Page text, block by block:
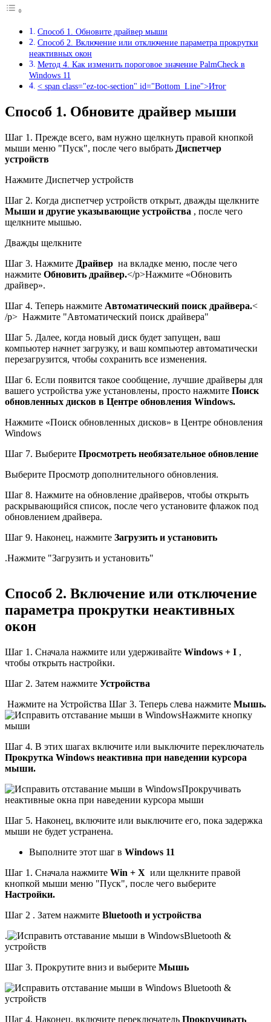
Способ 1. Обновите драйвер мыши
Способ 2. Включение или отключение параметра прокрутки
неактивных окон
Метод 4. Как изменить пороговое значение PalmCheck в
Windows 11
< span class="ez-toc-section" id="Bottom_Line">Итог
Способ 1. Обновите драйвер мыши
Шаг 1. Прежде всего, вам нужно щелкнуть правой кнопкой
мыши меню "Пуск", после чего выбрать Диспетчер
устройств
Нажмите Диспетчер устройств
Шаг 2. Когда диспетчер устройств открыт, дважды щелкните
Мыши и другие указывающие устройства , после чего
щелкните мышью.
Дважды щелкните
Шаг 3. Нажмите Драйвер на вкладке меню, после чего
нажмите Обновить драйвер.</р>Нажмите «Обновить
драйвер».
Шаг 4. Теперь нажмите Автоматический поиск драйвера.<
/p> Нажмите "Автоматический поиск драйвера"
Шаг 5. Далее, когда новый диск будет запущен, ваш
компьютер начнет загрузку, и ваш компьютер автоматически
перезагрузится, чтобы сохранить все изменения.
Шаг 6. Если появится такое сообщение, лучшие драйверы для
вашего устройства уже установлены, просто нажмите Поиск
обновленных дисков в Центре обновления Windows.
Нажмите «Поиск обновленных дисков» в Центре обновления
Windows
Шаг 7. Выберите Просмотреть необязательное обновление
Выберите Просмотр дополнительного обновления.
Шаг 8. Нажмите на обновление драйверов, чтобы открыть
раскрывающийся список, после чего установите флажок под
обновлением драйвера.
Шаг 9. Наконец, нажмите Загрузить и установить
.Нажмите "Загрузить и установить"
Способ 2. Включение или отключение
параметра прокрутки неактивных
окон
Шаг 1. Сначала нажмите или удерживайте Windows + I ,
чтобы открыть настройки.
Шаг 2. Затем нажмите Устройства
Нажмите на Устройства Шаг 3. Теперь слева нажмите Мышь.
Нажмите кнопку
мыши
Шаг 4. В этих шагах включите или выключите переключатель
Прокрутка Windows неактивна при наведении курсора
мыши.
Прокручивать
неактивные окна при наведении курсора мыши
Шаг 5. Наконец, включите или выключите его, пока задержка
мыши не будет устранена.
Выполните этот шаг в Windows 11
Шаг 1. Сначала нажмите Win + X или щелкните правой
кнопкой мыши меню "Пуск", после чего выберите
Настройки.
Шаг 2 . Затем нажмите Bluetooth и устройства
.
Bluetooth &
устройств
Шаг 3. Прокрутите вниз и выберите Мышь
Bluetooth &
устройств
Шаг 4. Наконец, включите переключатель Прокручивать